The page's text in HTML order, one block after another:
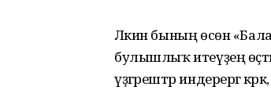
Ләкин бының өсөн
булышлыҡ итеүҙең
үҙгәрештәр индерергә